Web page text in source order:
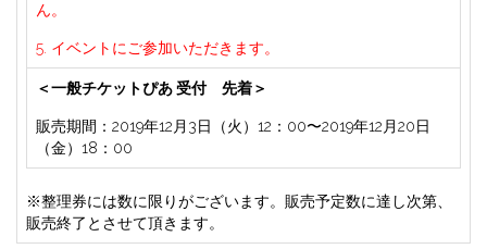
ん。
5. イベントにご参加いただきます。
＜一般チケットぴあ 受付 先着＞
販売期間：2019年12月3日（火）12：00〜2019年12月20日
（金）18：00
※整理券には数に限りがございます。販売予定数に達し次第、
販売終了とさせて頂きます。